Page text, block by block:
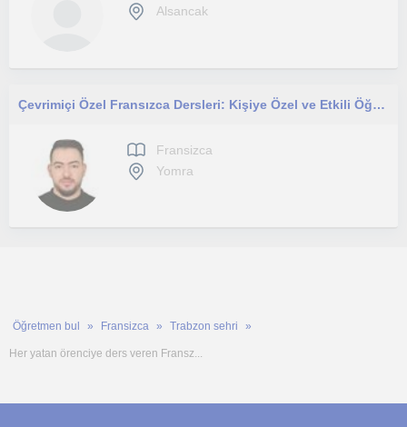
Alsancak
Çevrimiçi Özel Fransızca Dersleri: Kişiye Özel ve Etkili Öğrenme Deneyimi!
Fransizca
Yomra
Öğretmen bul Fransizca Trabzon sehri
Her yatan örenciye ders veren Fransz...